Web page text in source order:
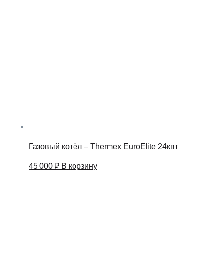
Газовый котёл – Thermex EuroElite 24квт
45 000 ₽ В корзину